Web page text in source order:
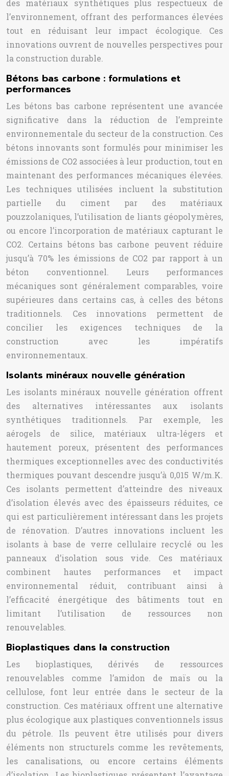
des matériaux synthétiques plus respectueux de
l’environnement, offrant des performances élevées
tout en réduisant leur impact écologique. Ces
innovations ouvrent de nouvelles perspectives pour
la construction durable.
Bétons bas carbone : formulations et
performances
Les bétons bas carbone représentent une avancée
significative dans la réduction de l’empreinte
environnementale du secteur de la construction. Ces
bétons innovants sont formulés pour minimiser les
émissions de CO2 associées à leur production, tout en
maintenant des performances mécaniques élevées.
Les techniques utilisées incluent la substitution
partielle du ciment par des matériaux
pouzzolaniques, l’utilisation de liants géopolymères,
ou encore l’incorporation de matériaux capturant le
CO2. Certains bétons bas carbone peuvent réduire
jusqu’à 70% les émissions de CO2 par rapport à un
béton conventionnel. Leurs performances
mécaniques sont généralement comparables, voire
supérieures dans certains cas, à celles des bétons
traditionnels. Ces innovations permettent de
concilier les exigences techniques de la
construction avec les impératifs
environnementaux.
Isolants minéraux nouvelle génération
Les isolants minéraux nouvelle génération offrent
des alternatives intéressantes aux isolants
synthétiques traditionnels. Par exemple, les
aérogels de silice, matériaux ultra-légers et
hautement poreux, présentent des performances
thermiques exceptionnelles avec des conductivités
thermiques pouvant descendre jusqu’à 0,015 W/m.K.
Ces isolants permettent d’atteindre des niveaux
d’isolation élevés avec des épaisseurs réduites, ce
qui est particulièrement intéressant dans les projets
de rénovation. D’autres innovations incluent les
isolants à base de verre cellulaire recyclé ou les
panneaux d’isolation sous vide. Ces matériaux
combinent hautes performances et impact
environnemental réduit, contribuant ainsi à
l’efficacité énergétique des bâtiments tout en
limitant l’utilisation de ressources non
renouvelables.
Bioplastiques dans la construction
Les bioplastiques, dérivés de ressources
renouvelables comme l’amidon de maïs ou la
cellulose, font leur entrée dans le secteur de la
construction. Ces matériaux offrent une alternative
plus écologique aux plastiques conventionnels issus
du pétrole. Ils peuvent être utilisés pour divers
éléments non structurels comme les revêtements,
les canalisations, ou encore certains éléments